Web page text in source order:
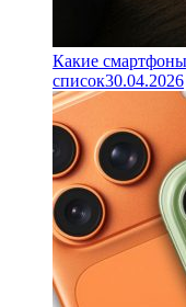
Какие
список30.04.2026